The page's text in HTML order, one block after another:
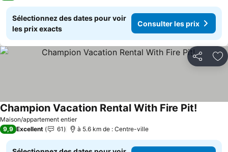
Sélectionnez des dates pour voir
les prix exacts
Consulter les prix
Partager
Maison/appartement entier
Champion Vacation Rental With Fire Pit!
9,9 Excellent 61 à 5.6 km de : Centre-ville